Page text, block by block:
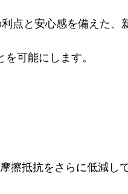
点と安心感を備えた、
可能にします。
摩擦抵抗をさらに低減